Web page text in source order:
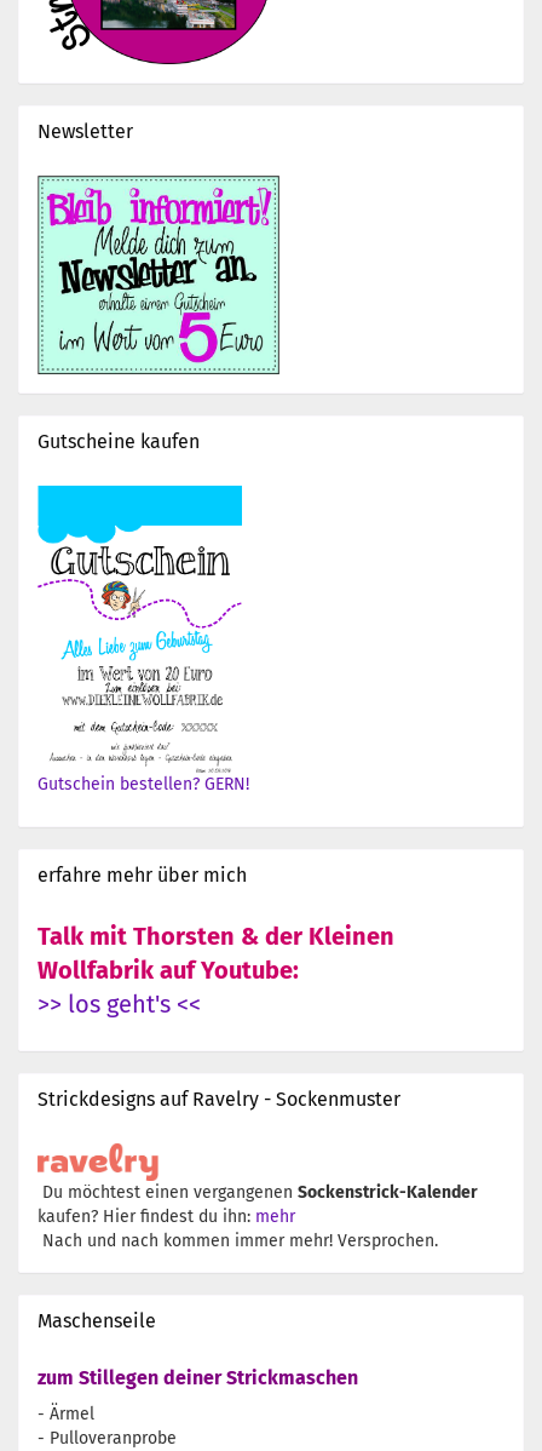
Newsletter
Gutscheine kaufen
Gutschein bestellen? GERN!
erfahre mehr über mich
Talk mit Thorsten & der Kleinen
Wollfabrik auf Youtube:
>> los geht's <<
Strickdesigns auf Ravelry - Sockenmuster
Du möchtest einen vergangenen Sockenstrick-Kalender
kaufen? Hier findest du ihn: mehr
Nach und nach kommen immer mehr! Versprochen.
Maschenseile
zum Stillegen deiner Strickmaschen
- Ärmel
- Pulloveranprobe